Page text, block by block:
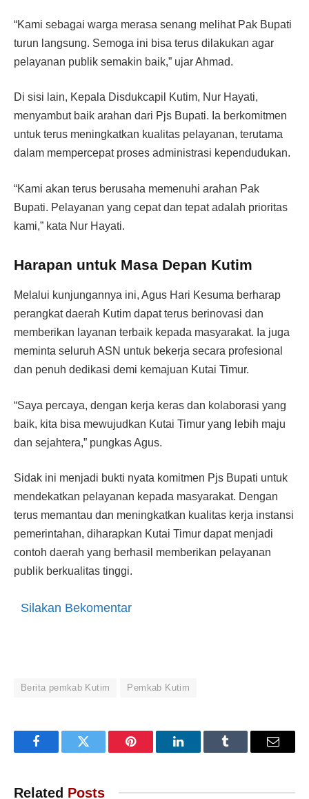
“Kami sebagai warga merasa senang melihat Pak Bupati
turun langsung. Semoga ini bisa terus dilakukan agar
pelayanan publik semakin baik,” ujar Ahmad.
Di sisi lain, Kepala Disdukcapil Kutim, Nur Hayati,
menyambut baik arahan dari Pjs Bupati. Ia berkomitmen
untuk terus meningkatkan kualitas pelayanan, terutama
dalam mempercepat proses administrasi kependudukan.
“Kami akan terus berusaha memenuhi arahan Pak
Bupati. Pelayanan yang cepat dan tepat adalah prioritas
kami,” kata Nur Hayati.
Harapan untuk Masa Depan Kutim
Melalui kunjungannya ini, Agus Hari Kesuma berharap
perangkat daerah Kutim dapat terus berinovasi dan
memberikan layanan terbaik kepada masyarakat. Ia juga
meminta seluruh ASN untuk bekerja secara profesional
dan penuh dedikasi demi kemajuan Kutai Timur.
“Saya percaya, dengan kerja keras dan kolaborasi yang
baik, kita bisa mewujudkan Kutai Timur yang lebih maju
dan sejahtera,” pungkas Agus.
Sidak ini menjadi bukti nyata komitmen Pjs Bupati untuk
mendekatkan pelayanan kepada masyarakat. Dengan
terus memantau dan meningkatkan kualitas kerja instansi
pemerintahan, diharapkan Kutai Timur dapat menjadi
contoh daerah yang berhasil memberikan pelayanan
publik berkualitas tinggi.
Silakan Bekomentar
Berita pemkab Kutim Pemkab Kutim
FacebookTwitter Pinterest LinkedInTumblr Email
Related Posts